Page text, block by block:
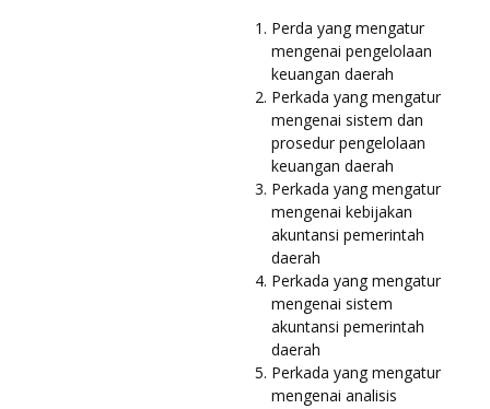
Perda yang mengatur
mengenai pengelolaan
keuangan daerah
Perkada yang mengatur
mengenai sistem dan
prosedur pengelolaan
keuangan daerah
Perkada yang mengatur
mengenai kebijakan
akuntansi pemerintah
daerah
Perkada yang mengatur
mengenai sistem
akuntansi pemerintah
daerah
Perkada yang mengatur
mengenai analisis